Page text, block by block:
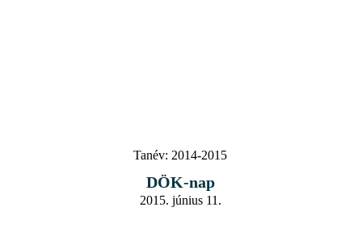
Tanév: 2014-2015
DÖK-nap
2015. június 11.